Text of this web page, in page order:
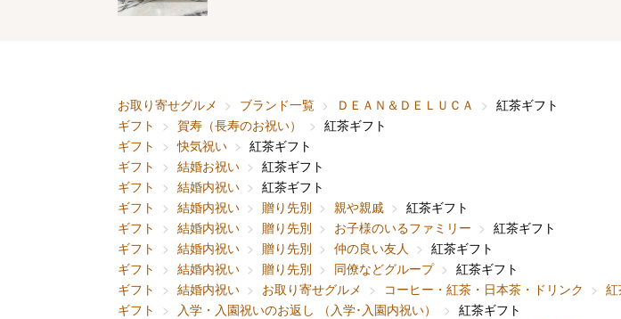
お取り寄せグルメ ブランド一覧 ＤＥＡＮ＆ＤＥＬＵＣＡ
紅茶ギフト
ギフト
賀寿（長寿のお祝い）
紅茶ギフト
ギフト
快気祝い
紅茶ギフト
ギフト
結婚お祝い
紅茶ギフト
ギフト
結婚内祝い
紅茶ギフト
ギフト
結婚内祝い 贈り先別 親や親戚
紅茶ギフト
ギフト
結婚内祝い 贈り先別 お子様のいるファミリー
紅茶ギフト
ギフト
結婚内祝い 贈り先別 仲の良い友人
紅茶ギフト
ギフト
結婚内祝い 贈り先別 同僚などグループ
紅茶ギフト
ギフト
結婚内祝い お取り寄せグルメ コーヒー・紅茶・日本茶・ドリンク
ギフト
入学・入園祝いのお返し （入学･入園内祝い）
紅茶ギフト